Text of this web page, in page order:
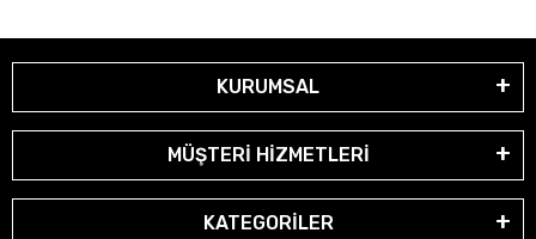
KURUMSAL
MÜŞTERİ HİZMETLERİ
KATEGORİLER